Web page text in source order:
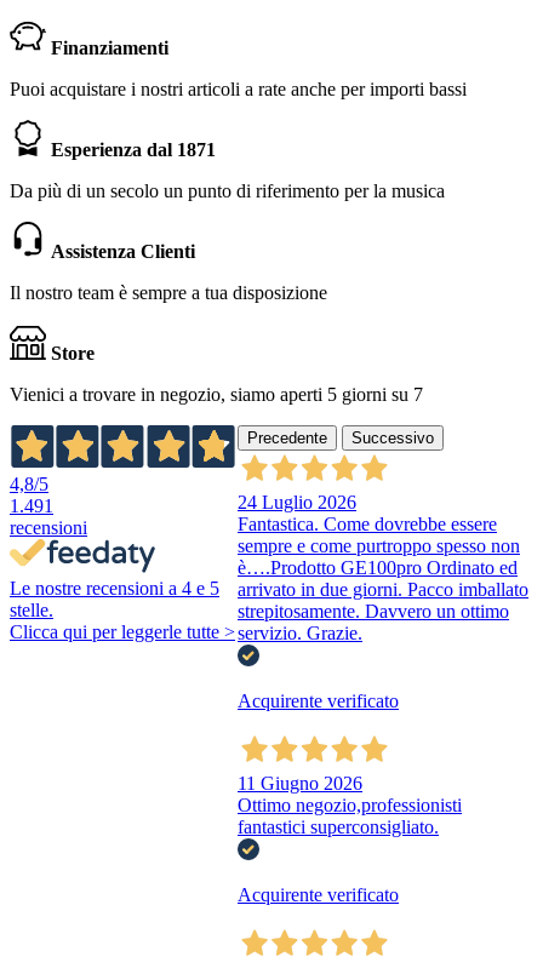
Finanziamenti
Puoi acquistare i nostri articoli a rate anche per importi bassi
Esperienza dal 1871
Da più di un secolo un punto di riferimento per la musica
Assistenza Clienti
Il nostro team è sempre a tua disposizione
Store
Vienici a trovare in negozio, siamo aperti 5 giorni su 7
4,8/5
1.491
recensioni
Le nostre recensioni a 4 e 5
stelle.
Clicca qui per leggerle tutte >
Precedente Successivo
24 Luglio 2026
Fantastica. Come dovrebbe essere
sempre e come purtroppo spesso non
è….Prodotto GE100pro Ordinato ed
arrivato in due giorni. Pacco imballato
strepitosamente. Davvero un ottimo
servizio. Grazie.
Acquirente verificato
11 Giugno 2026
Ottimo negozio,professionisti
fantastici superconsigliato.
Acquirente verificato